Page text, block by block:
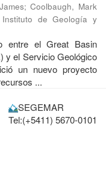
;Coolbaugh, Mark
Instituto de Geología y
entre el Great Basin
y el Servicio Geológico
un nuevo proyecto
...
SEGEMAR
Tel:(+5411) 5670-0101